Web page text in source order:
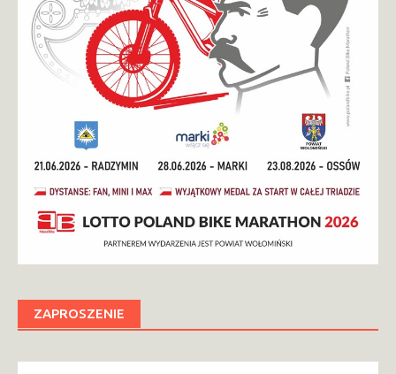
ZAPROSZENIE